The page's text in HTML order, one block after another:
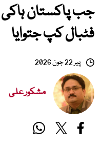
جب پاکستان ہاکی
فٹبال کپ جتوایا
پیر 22 جون 2026
مشکور علی